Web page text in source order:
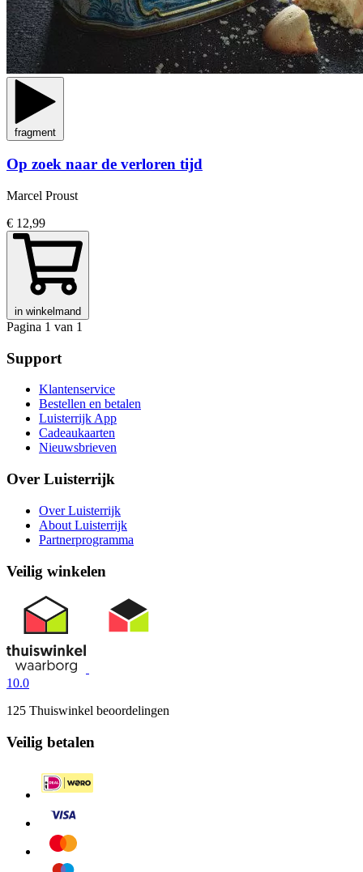
fragment
Op zoek naar de verloren tijd
Marcel Proust
€ 12,99
in winkelmand
Pagina 1 van 1
Support
Klantenservice
Bestellen en betalen
Luisterrijk App
Cadeaukaarten
Nieuwsbrieven
Over Luisterrijk
Over Luisterrijk
About Luisterrijk
Partnerprogramma
Veilig winkelen
10.0
125 Thuiswinkel beoordelingen
Veilig betalen